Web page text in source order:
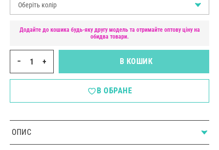
Оберіть колір
Додайте до кошика будь-яку другу модель та отримайте оптову ціну на
обидва товари.
− + В КОШИК
В ОБРАНЕ
ОПИС